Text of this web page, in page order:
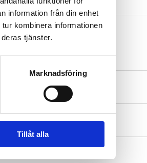
information från din enhet
kombinera informationen
tjänster.
Marknadsföring
Tillåt alla